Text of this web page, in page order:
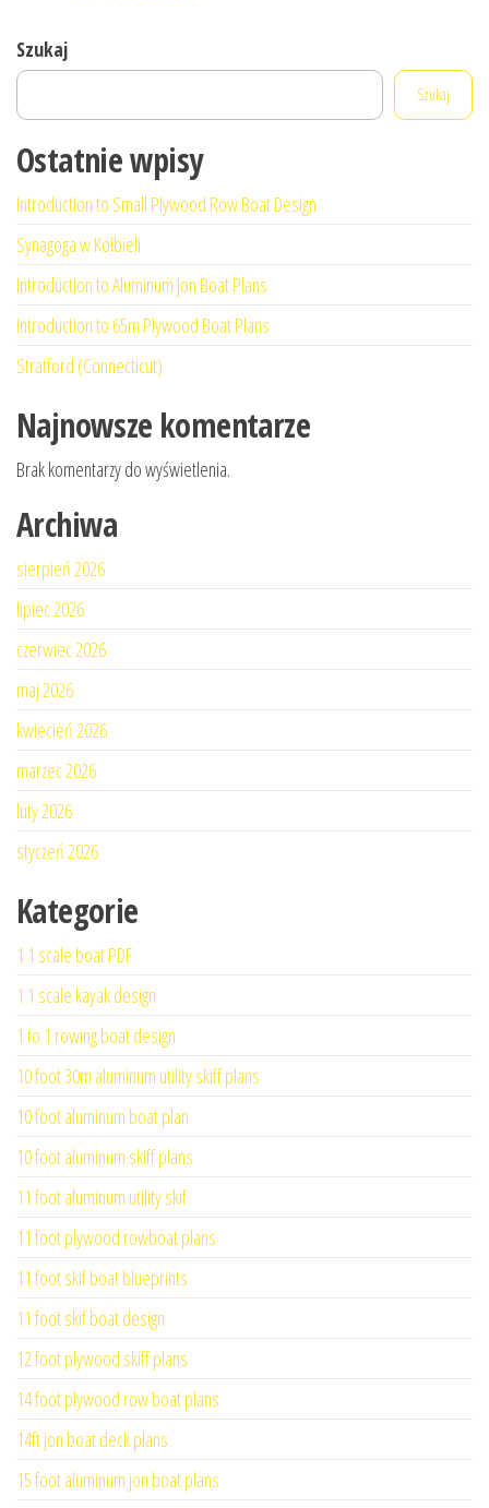
Szukaj
Szukaj
Ostatnie wpisy
Introduction to Small Plywood Row Boat Design
Synagoga w Kołbieli
Introduction to Aluminum Jon Boat Plans
Introduction to 65m Plywood Boat Plans
Stratford (Connecticut)
Najnowsze komentarze
Brak komentarzy do wyświetlenia.
Archiwa
sierpień 2026
lipiec 2026
czerwiec 2026
maj 2026
kwiecień 2026
marzec 2026
luty 2026
styczeń 2026
Kategorie
1 1 scale boat PDF
1 1 scale kayak design
1 to 1 rowing boat design
10 foot 30m aluminum utility skiff plans
10 foot aluminum boat plan
10 foot aluminum skiff plans
11 foot aluminum utility skif
11 foot plywood rowboat plans
11 foot skif boat blueprints
11 foot skif boat design
12 foot plywood skiff plans
14 foot plywood row boat plans
14ft jon boat deck plans
15 foot aluminum jon boat plans